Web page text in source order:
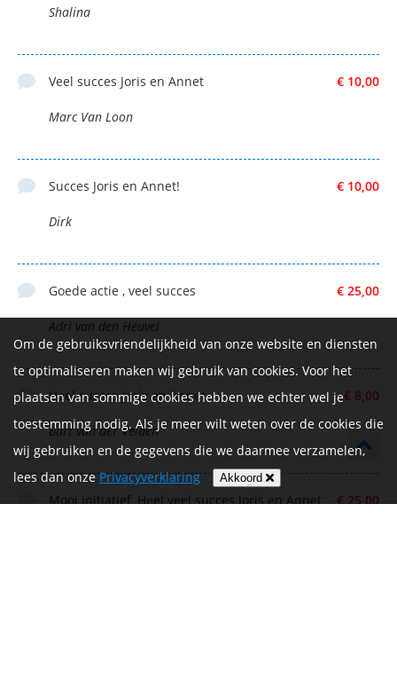
Shalina
€ 10,00
Veel succes Joris en Annet
Marc Van Loon
€ 10,00
Succes Joris en Annet!
Dirk
€ 25,00
Goede actie , veel succes
Adri van den Heuvel
€ 8,00
Heel succes Joris en Annet
Bart van der Velden
€ 25,00
Mooi initiatief, Heel veel succes Joris en Annet
Om de gebruiksvriendelijkheid van onze website en diensten
te optimaliseren maken wij gebruik van cookies. Voor het
plaatsen van sommige cookies hebben we echter wel je
toestemming nodig. Als je meer wilt weten over de cookies die
wij gebruiken en de gegevens die we daarmee verzamelen,
lees dan onzePrivacyverklaring Akkoord